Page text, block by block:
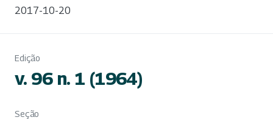
2017-10-20
Edição
v. 96 n. 1 (1964)
Seção